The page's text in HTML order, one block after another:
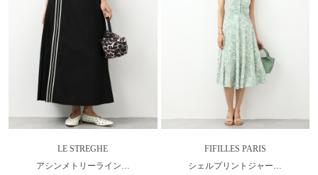
LE STREGHE
アシンメトリーライン…
FIFILLES PARIS
シェルプリントジャー…